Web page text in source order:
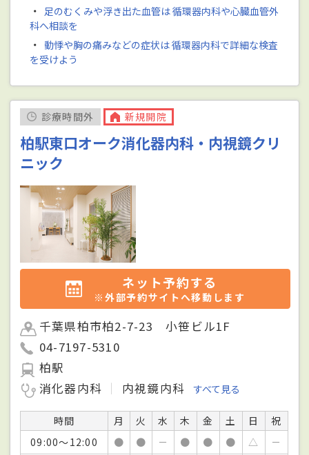
・ 足のむくみや浮き出た血管は 循環器内科や心臓血管外
科へ相談を
・ 動悸や胸の痛みなどの症状は 循環器内科で詳細な検査
を受けよう
診療時間外 新規開院
柏駅東口オーク消化器内科・内視鏡クリ
ニック
ネット予約する
※外部予約サイトへ移動します
千葉県柏市柏2-7-23 小笹ビル1F
04-7197-5310
柏駅
消化器内科
内視鏡内科 すべて見る
時間 月 火 水 木 金 土 日
祝
09:00～12:00
● ● － ● ● ● △
－